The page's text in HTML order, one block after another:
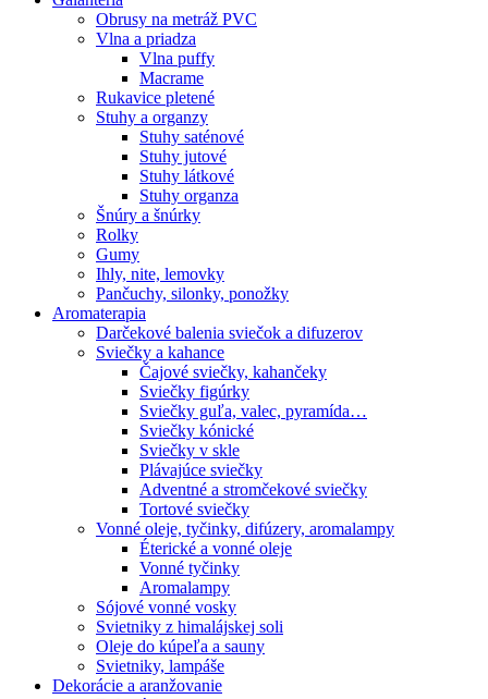
Obrusy na metráž PVC
Vlna a priadza
Vlna puffy
Macrame
Rukavice pletené
Stuhy a organzy
Stuhy saténové
Stuhy jutové
Stuhy látkové
Stuhy organza
Šnúry a šnúrky
Rolky
Gumy
Ihly, nite, lemovky
Pančuchy, silonky, ponožky
Aromaterapia
Darčekové balenia sviečok a difuzerov
Sviečky a kahance
Čajové sviečky, kahančeky
Sviečky figúrky
Sviečky guľa, valec, pyramída…
Sviečky kónické
Sviečky v skle
Plávajúce sviečky
Adventné a stromčekové sviečky
Tortové sviečky
Vonné oleje, tyčinky, difúzery, aromalampy
Éterické a vonné oleje
Vonné tyčinky
Aromalampy
Sójové vonné vosky
Svietniky z himalájskej soli
Oleje do kúpeľa a sauny
Svietniky, lampáše
Dekorácie a aranžovanie